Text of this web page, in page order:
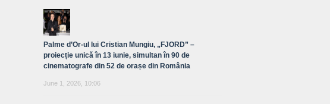
Palme d’Or-ul lui Cristian Mungiu, „FJORD” –
proiecție unică în 13 iunie, simultan în 90 de
cinematografe din 52 de orașe din România
June 1, 2026, 10:06